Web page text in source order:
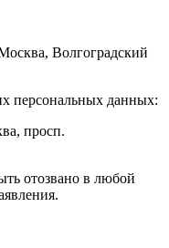
Волгоградский
персональных данных:
просп.
отозвано в любой